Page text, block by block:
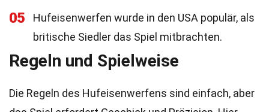
05
Hufeisenwerfen wurde in den USA populär, als
britische Siedler das Spiel mitbrachten.
Regeln und Spielweise
Die Regeln des Hufeisenwerfens sind einfach, aber